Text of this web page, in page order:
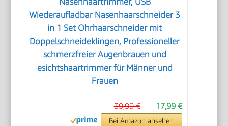
Wiederaufladbar Nasenhaarschneider 3
in 1 Set Ohrhaarschneider mit
Doppelschneideklingen, Professioneller
schmerzfreier Augenbrauen und
esichtshaartrimmer für Männer und
Frauen
17,99 €
39,99 €
Bei Amazon ansehen